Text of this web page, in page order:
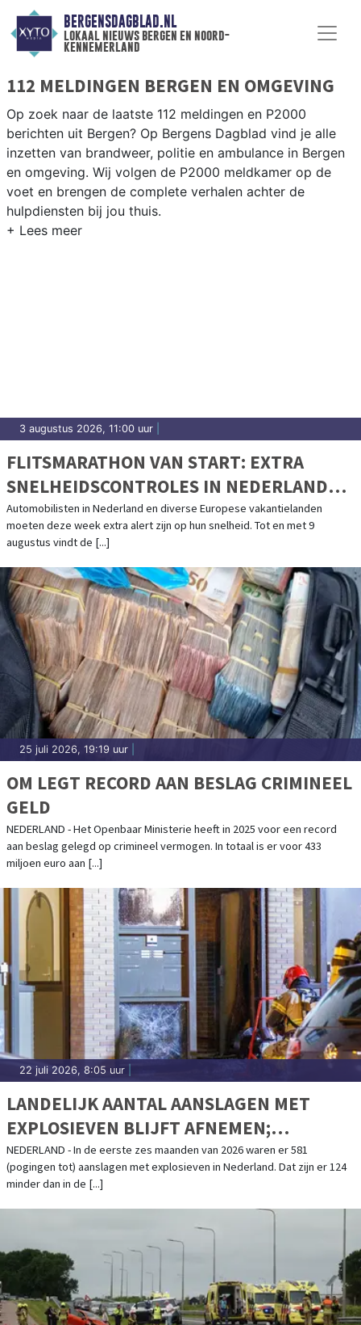
BERGENSDAGBLAD.NL
lokaal nieuws bergen en noord-
kennemerland
112 MELDINGEN BERGEN EN OMGEVING
Op zoek naar de laatste 112 meldingen en P2000
berichten uit Bergen? Op Bergens Dagblad vind je alle
inzetten van brandweer, politie en ambulance in Bergen
en omgeving. Wij volgen de P2000 meldkamer op de
voet en brengen de complete verhalen achter de
hulpdiensten bij jou thuis.
3 augustus 2026, 11:00 uur
FLITSMARATHON VAN START: EXTRA
SNELHEIDSCONTROLES IN NEDERLAND
EN POPULAIRE VAKANTIELANDEN
Automobilisten in Nederland en diverse Europese vakantielanden
moeten deze week extra alert zijn op hun snelheid. Tot en met 9
augustus vindt de [...]
25 juli 2026, 19:19 uur
OM LEGT RECORD AAN BESLAG CRIMINEEL
GELD
NEDERLAND - Het Openbaar Ministerie heeft in 2025 voor een record
aan beslag gelegd op crimineel vermogen. In totaal is er voor 433
miljoen euro aan [...]
22 juli 2026, 8:05 uur
LANDELIJK AANTAL AANSLAGEN MET
EXPLOSIEVEN BLIJFT AFNEMEN;
AANSLAGENPROBLEMATIEK BLIJFT
ERNSTIG
NEDERLAND - In de eerste zes maanden van 2026 waren er 581
(pogingen tot) aanslagen met explosieven in Nederland. Dat zijn er 124
minder dan in de [...]